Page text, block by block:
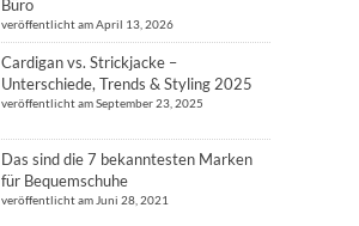
Büro
veröffentlicht am April 13, 2026
Cardigan vs. Strickjacke –
Unterschiede, Trends & Styling 2025
veröffentlicht am September 23, 2025
Das sind die 7 bekanntesten Marken
für Bequemschuhe
veröffentlicht am Juni 28, 2021